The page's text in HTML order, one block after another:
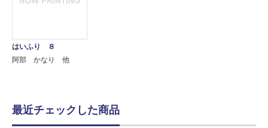
はいふり ８
阿部 かなり 他
最近チェックした商品